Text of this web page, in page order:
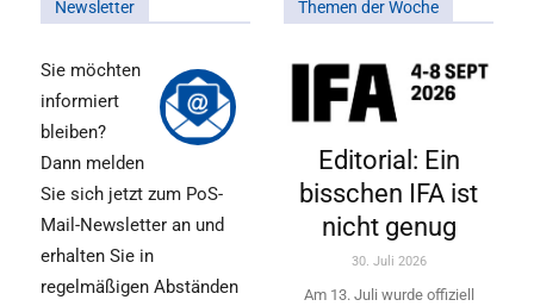
Newsletter
Sie möchten
informiert
bleiben?
Dann melden
Sie sich jetzt zum PoS-
Mail-Newsletter an und
erhalten Sie in
regelmäßigen Abständen
Themen der Woche
Editorial: Ein
bisschen IFA ist
nicht genug
30. Juli 2026
Am 13. Juli wurde offiziell